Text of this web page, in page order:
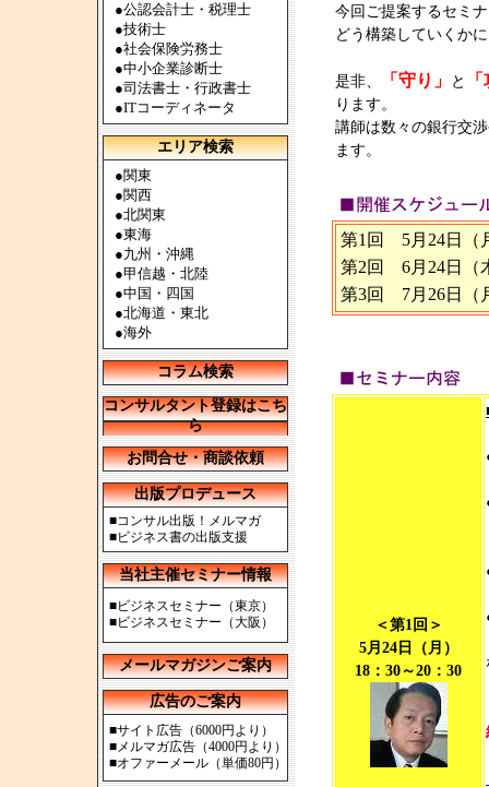
●公認会計士・税理士
●技術士
●社会保険労務士
●中小企業診断士
●司法書士・行政書士
●ITコーディネータ
エリア検索
●関東
●関西
●北関東
●東海
●九州・沖縄
●甲信越・北陸
●中国・四国
●北海道・東北
●海外
コラム検索
コンサルタント登録はこち
ら
お問合せ・商談依頼
出版プロデュース
■コンサル出版！メルマガ
■ビジネス書の出版支援
当社主催セミナー情報
■ビジネスセミナー（東京）
■ビジネスセミナー（大阪）
メールマガジンご案内
広告のご案内
■サイト広告（6000円より）
■メルマガ広告（4000円より）
■オファーメール（単価80円）
今回ご提案するセミ
どう構築していくか
是非、 「守り」 と
ります。
講師は数々の銀行交
ます。
第1回 5月24日（
第2回 6月24日（
第3回 7月26日（
＜第1回＞
5月24日（月）
18：30～20：30